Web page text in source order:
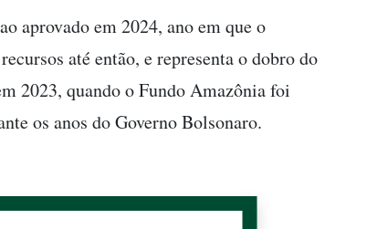
aprovado em 2024, ano em que o
até então, e representa o dobro do
2023, quando o Fundo Amazônia foi
os anos do Governo Bolsonaro.